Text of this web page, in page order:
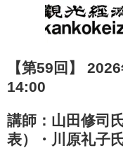
【第59回】
14:00
講師：山田修司
表）・川原礼子